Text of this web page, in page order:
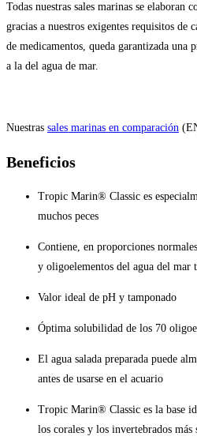
Todas nuestras sales marinas se elaboran
gracias a nuestros exigentes requisitos de
de medicamentos, queda garantizada una
a la del agua de mar.
Nuestras sales marinas en comparación
Beneficios
Tropic Marin® Classic es
muchos peces
Contiene, en proporciones
y oligoelementos del agua del mar
Valor ideal de pH y tamponado
Óptima solubilidad de los 70
El agua salada preparada puede
antes de usarse en el acuario
Tropic Marin® Classic es la base
los corales y los invertebrados más